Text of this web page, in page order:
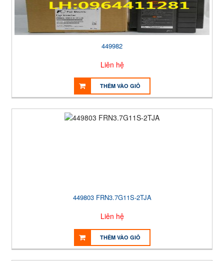
449982
Liên hệ
THÊM VÀO GIỎ
449803 FRN3.7G11S-2TJA
Liên hệ
THÊM VÀO GIỎ